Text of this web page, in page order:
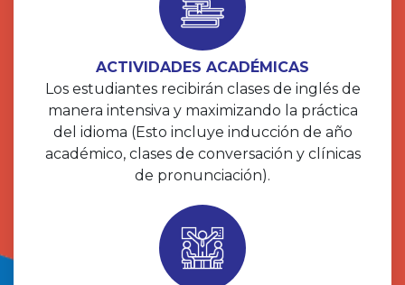
ACTIVIDADES ACADÉMICAS
Los estudiantes recibirán clases de inglés de
manera intensiva y maximizando la práctica
del idioma (Esto incluye inducción de año
académico, clases de conversación y clínicas
de pronunciación).